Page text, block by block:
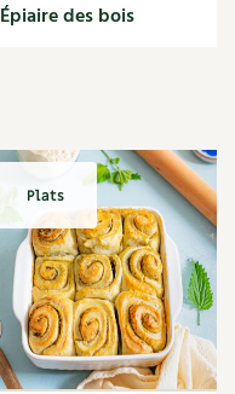
Épiaire des bois
Plats